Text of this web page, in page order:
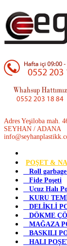
Adres Yeşiloba mah.
SEYHAN / ADANA
POŞET &
Roll garbage
Fide Poşeti
Ucuz Halı
KURU
DELİKLİ
DÖKME
MAĞAZA
BASKILI
HALI